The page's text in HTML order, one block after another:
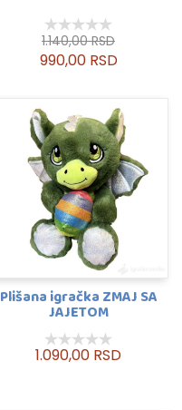
1.140,00 RSD
990,00 RSD
Plišana igračka ZMAJ SA
JAJETOM
1.090,00 RSD